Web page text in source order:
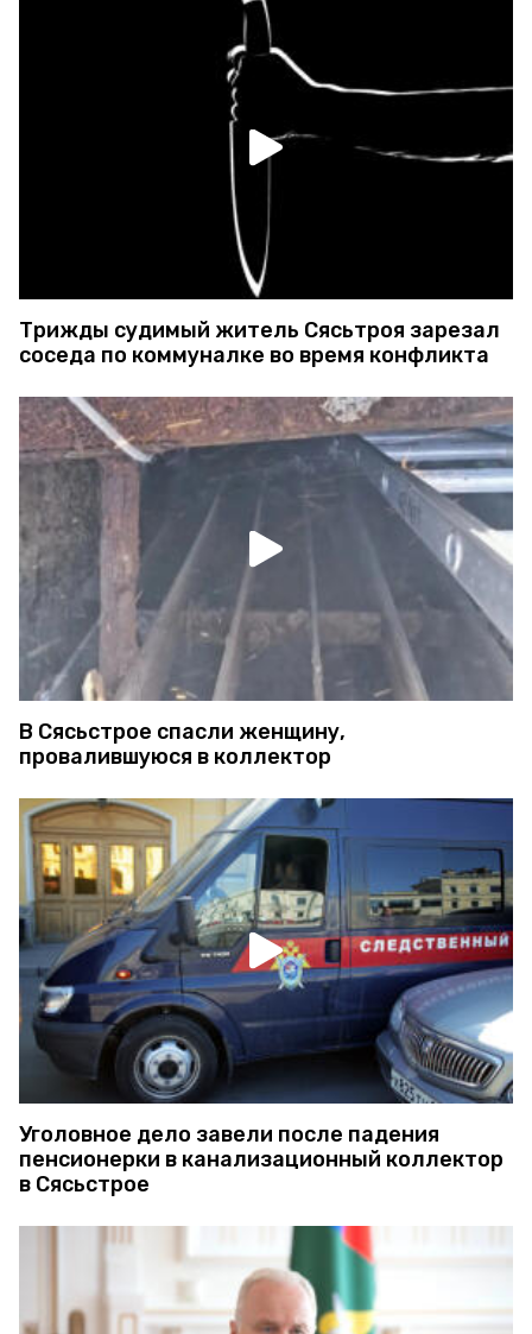
Трижды судимый житель Сясьтроя зарезал
соседа по коммуналке во время конфликта
В Сясьстрое спасли женщину,
провалившуюся в коллектор
Уголовное дело завели после падения
пенсионерки в канализационный коллектор
в Сясьстрое